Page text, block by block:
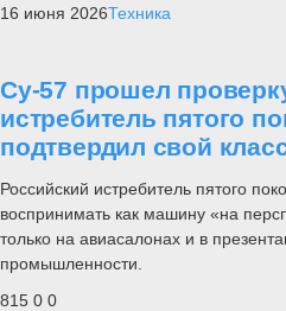
16 июня 2026Техника
Су-57 прошел
истребитель пятого
подтвердил свой
Российский истребитель пятого
воспринимать как машину «на
только на авиасалонах и в
промышленности.
815 0 0